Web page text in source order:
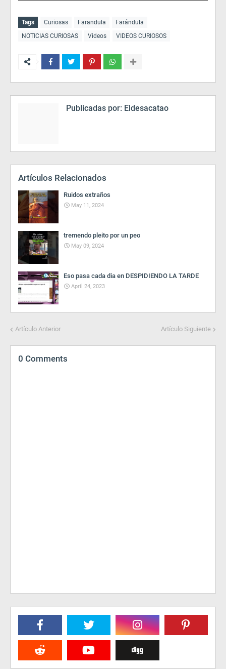
Tags Curiosas Farandula
Farándula
NOTICIAS CURIOSAS
Videos VIDEOS CURIOSOS
Publicadas por: Eldesacatao
Artículos Relacionados
Ruidos extraños
May 11, 2024
tremendo pleito por un peo
May 09, 2024
Eso pasa cada dia en DESPIDIENDO LA TARDE
April 24, 2023
Artículo Anterior Artículo Siguiente
0 Comments